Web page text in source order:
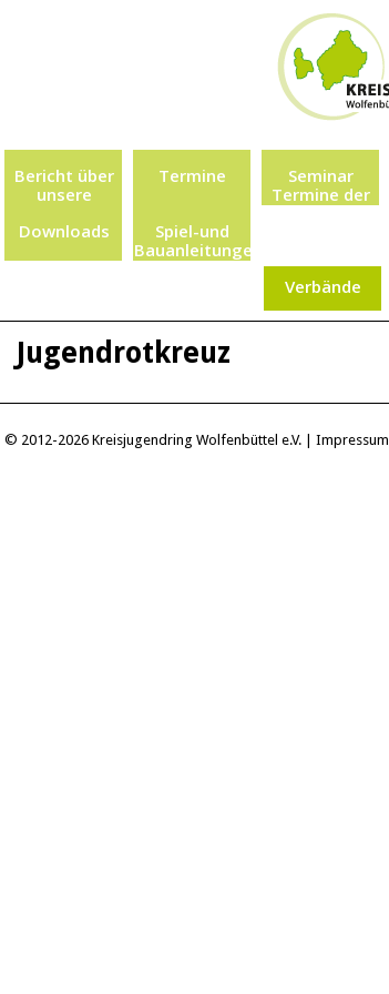
Bericht über
unsere
Aktionen
Termine
Seminar
Termine der
Downloads
Spiel-und
Bauanleitungen
Verbände
Jugendrotkreuz
© 2012-2026 Kreisjugendring Wolfenbüttel e.V. | Impressum